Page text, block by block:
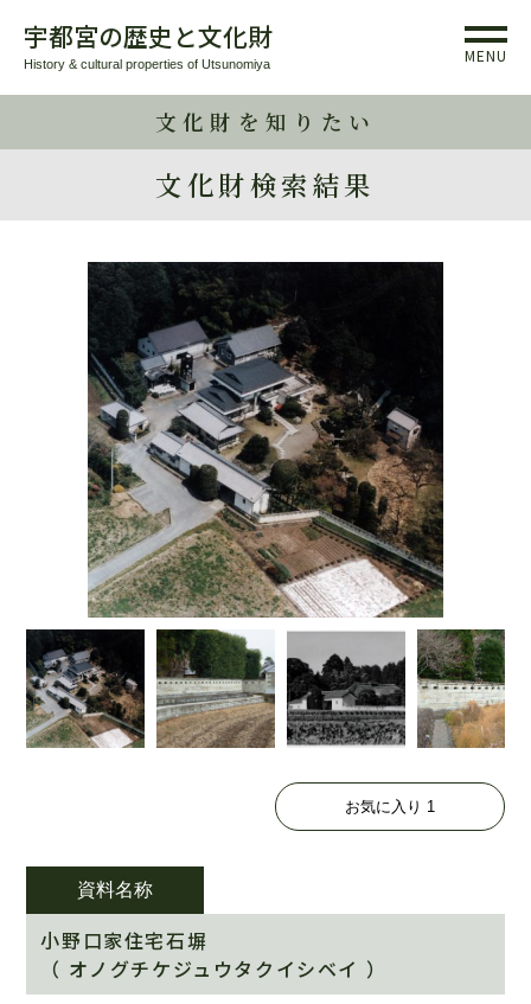
宇都宮の歴史と文化財
History & cultural properties of Utsunomiya MENU
文化財を知りたい
文化財検索結果
資料名称
小野口家住宅石塀
（ オノグチケジュウタクイシベイ ）
お気に入り 1